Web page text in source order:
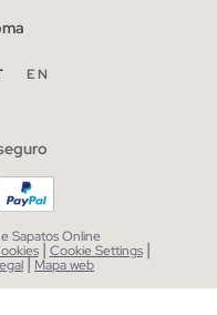
EN
Sapatos Online
| Cookie Settings |
| Mapa web